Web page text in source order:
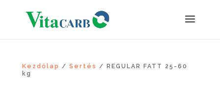
Kezdőlap / Sertés / REGULAR FATT 25-60
kg